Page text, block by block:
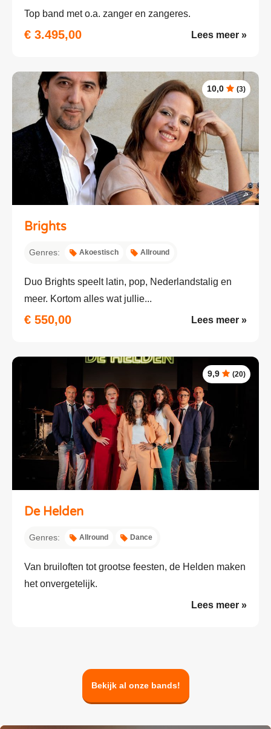
Top band met o.a. zanger en zangeres.
€ 3.495,00 Lees meer »
10,0 (3)
Brights
Genres: Akoestisch Allround
Duo Brights speelt latin, pop, Nederlandstalig en
meer. Kortom alles wat jullie...
€ 550,00 Lees meer »
9,9 (20)
De Helden
Genres: Allround Dance
Van bruiloften tot grootse feesten, de Helden maken
het onvergetelijk.
Lees meer »
Bekijk al onze bands!